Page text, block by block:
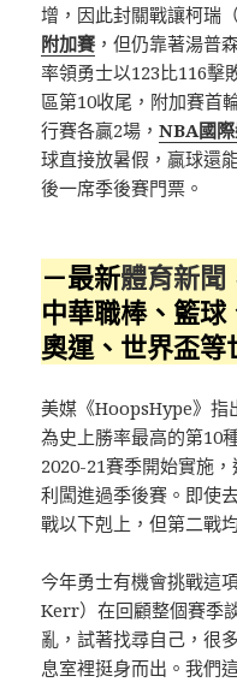
增，因此封關戰讓柯瑞
附加賽，但仍靠著湯普
率領勇士以123比116擊
區第10收尾，附加賽首
行賽各贏2場，NBA國
球直接放暑假，贏球還
後一席季後賽門票。
－最新體育新聞
中華職棒、籃球
奧運、世界盃等
美媒《HoopsHype》指
為史上勝率最高的第10
2020-21賽季開始實施
利闖進過季後賽。即使
戰以下剋上，但第二戰
今年勇士有機會挑戰這
Kerr）在回顧整個賽季
亂，試著找尋自己，很
息室裡挺身而出。我們